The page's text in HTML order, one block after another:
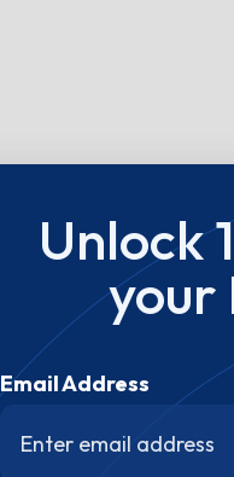
Unlock
your
Email Address